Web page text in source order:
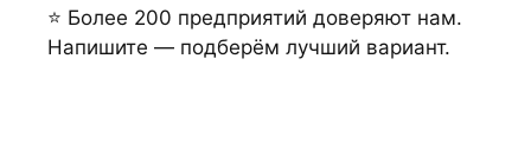
⭐ Более 200 предприятий доверяют нам.
Напишите — подберём лучший вариант.